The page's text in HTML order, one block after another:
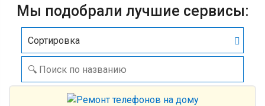
Мы подобрали лучшие сервисы:
Сортировка